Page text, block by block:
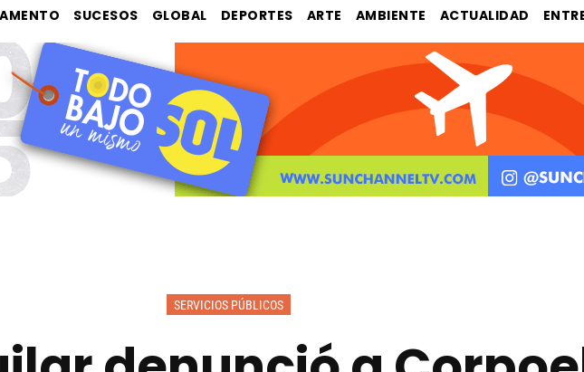
SUCESOS GLOBAL DEPORTES ARTE AMBIENTE ACTUALIDAD
SERVICIOS PÚBLICOS